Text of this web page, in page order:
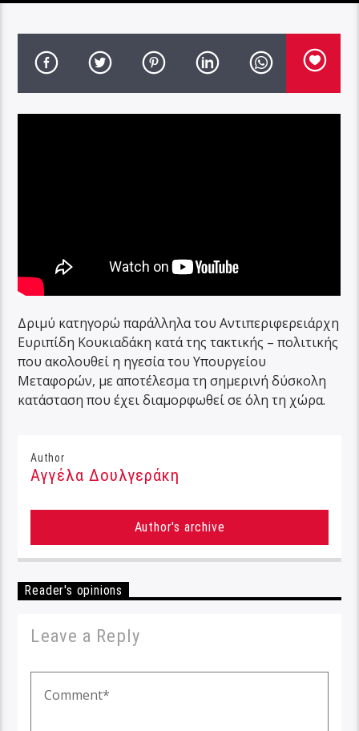
Δριμύ κατηγορώ παράλληλα του Αντιπεριφερειάρχη
Ευριπίδη Κουκιαδάκη κατά της τακτικής – πολιτικής
που ακολουθεί η ηγεσία του Υπουργείου
Μεταφορών, με αποτέλεσμα τη σημερινή δύσκολη
κατάσταση που έχει διαμορφωθεί σε όλη τη χώρα.
Author
Αγγέλα Δουλγεράκη
Author's archive
Reader's opinions
Leave a Reply